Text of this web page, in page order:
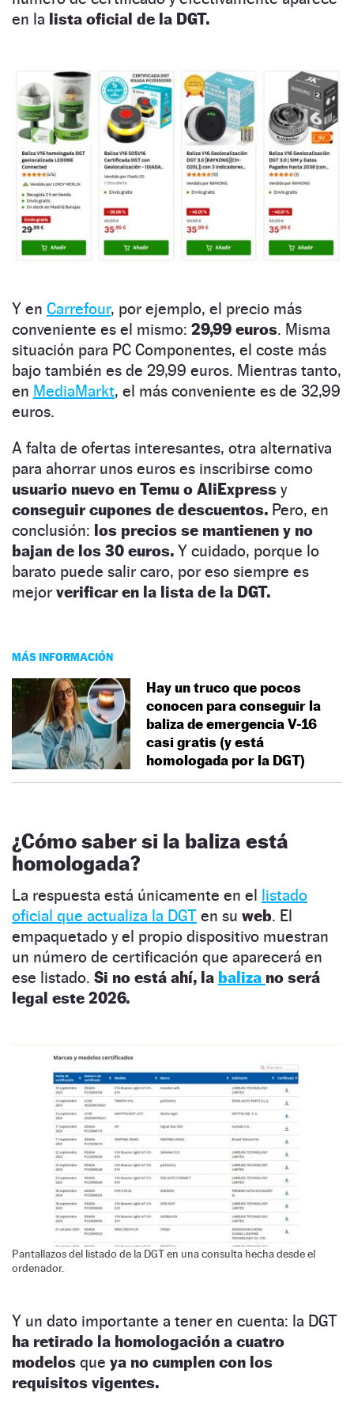
en la lista oficial de la DGT.
Y en Carrefour, por ejemplo, el precio más
conveniente es el mismo: 29,99 euros. Misma
situación para PC Componentes, el coste más
bajo también es de 29,99 euros. Mientras tanto,
en MediaMarkt, el más conveniente es de 32,99
euros.
A falta de ofertas interesantes, otra alternativa
para ahorrar unos euros es inscribirse como
usuario nuevo en Temu o AliExpress y
conseguir cupones de descuentos. Pero, en
conclusión: los precios se mantienen y no
bajan de los 30 euros. Y cuidado, porque lo
barato puede salir caro, por eso siempre es
mejor verificar en la lista de la DGT.
MÁS INFORMACIÓN
Hay un truco que pocos
conocen para conseguir la
baliza de emergencia V-16
casi gratis (y está
homologada por la DGT)
¿Cómo saber si la baliza está
homologada?
La respuesta está únicamente en el listado
oficial que actualiza la DGT en su web. El
empaquetado y el propio dispositivo muestran
un número de certificación que aparecerá en
ese listado. Si no está ahí, la baliza no será
legal este 2026.
Pantallazos del listado de la DGT en una consulta hecha desde el
ordenador.
Y un dato importante a tener en cuenta: la DGT
ha retirado la homologación a cuatro
modelos que ya no cumplen con los
requisitos vigentes.